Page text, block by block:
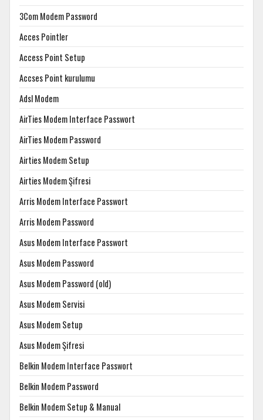
3Com Modem Password
Acces Pointler
Access Point Setup
Accses Point kurulumu
Adsl Modem
AirTies Modem Interface Passwort
AirTies Modem Password
Airties Modem Setup
Airties Modem Şifresi
Arris Modem Interface Passwort
Arris Modem Password
Asus Modem Interface Passwort
Asus Modem Password
Asus Modem Password (old)
Asus Modem Servisi
Asus Modem Setup
Asus Modem Şifresi
Belkin Modem Interface Passwort
Belkin Modem Password
Belkin Modem Setup & Manual